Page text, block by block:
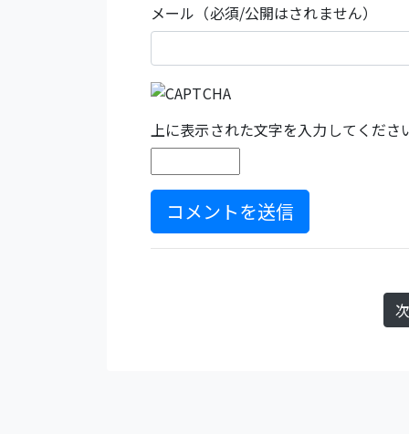
メール（必須/公開はされません）
上に表示された文字を入力してくださ